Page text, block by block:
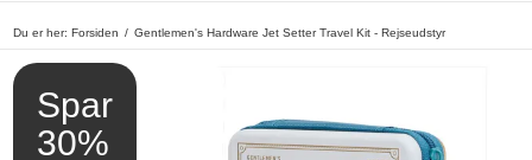
Du er her: Forsiden Gentlemen's Hardware Jet Setter Travel Kit - Rejseudstyr
Spar
30%